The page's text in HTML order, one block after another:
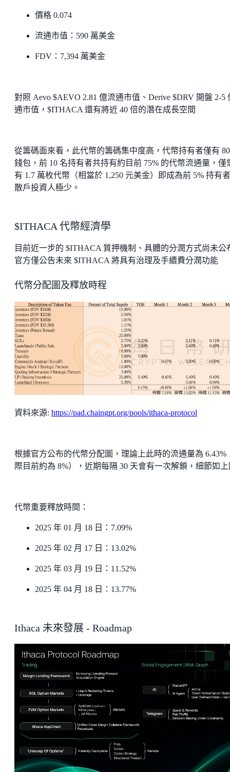
價格 0.074
流通市值：590 萬美金
FDV：7,394 萬美金
對照 Aevo $AEVO 2.81 億流通市值、Derive $DRV 開盤 2-5
通市值，$ITHACA 還有將近 40 倍的潛在成長空間
從籌碼面來看，此代幣的籌碼集中度高，代幣持有者僅有
錢包，前 10 名持有者共持有約目前 75% 的代幣流通量，僅
有 1.7 萬枚代幣（相當於 1,250 元美金）即成為前 5% 持有
散戶投資人極少。
$ITHACA 代幣經濟學
目前近一步的 $ITHACA 質押機制、具體的分潤方式尚未公
官方僅公告未來 $ITHACA 將具有治理及手續費分潤功能
代幣分配圖及釋放時程
資料來源: https://pad.chaingpt.org/pools/ithaca-protocol
根據官方公布的代幣分配圖，理論上此時的流通量為 6.43%
際目前約為 8%），近期每隔 30 天會有一次解鎖，細節如
代幣重要釋放時間：
2025 年 01 月 18 日：7.09%
2025 年 02 月 17 日：13.02%
2025 年 03 月 19 日：11.52%
2025 年 04 月 18 日：13.77%
Ithaca 未來發展 - Roadmap